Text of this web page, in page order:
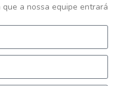
que a nossa equipe entrará